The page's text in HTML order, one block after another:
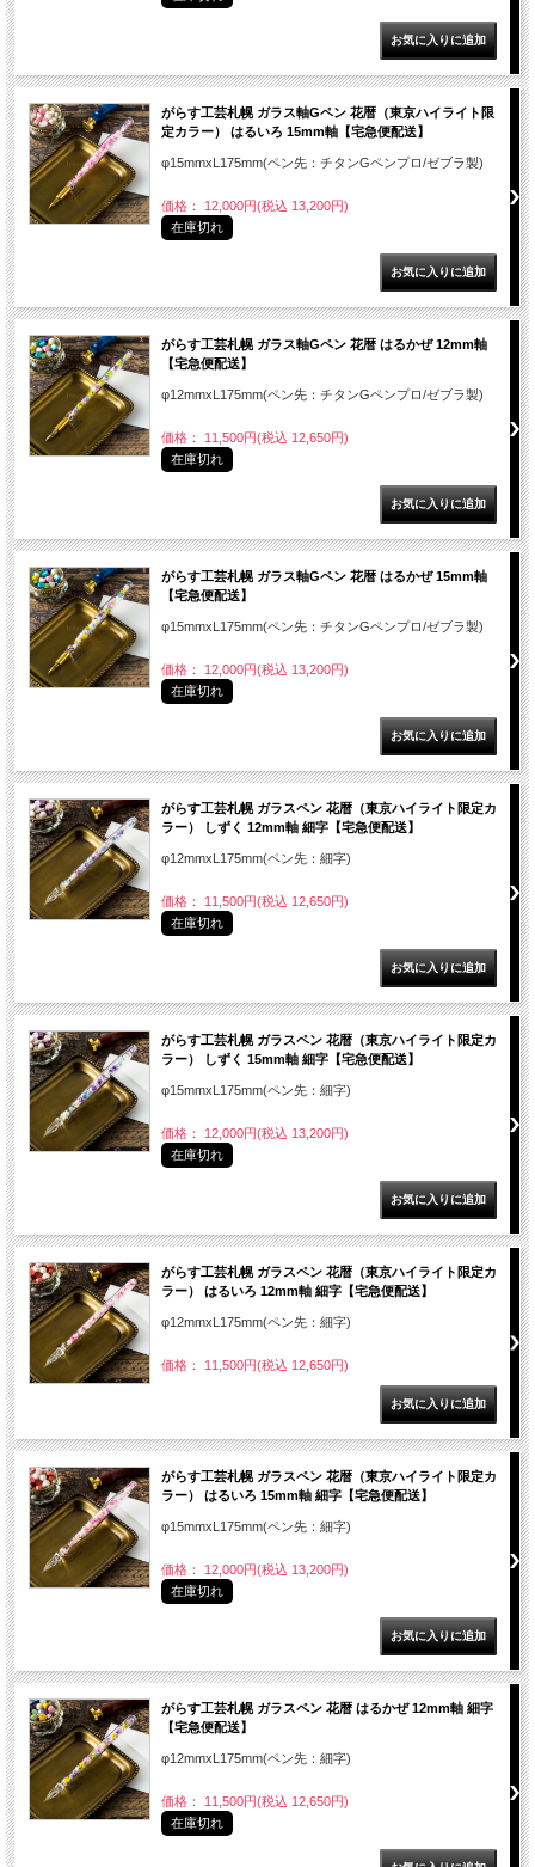
がらす工芸札幌 ガラス軸Gペン 花暦（東京ハイライト限
定カラー） はるいろ 15mm軸【宅急便配送】
φ15mmxL175mm(ペン先：チタンGペンプロ/ゼブラ製)
価格： 12,000円(税込 13,200円)
在庫切れ
がらす工芸札幌 ガラス軸Gペン 花暦 はるかぜ 12mm軸
【宅急便配送】
φ12mmxL175mm(ペン先：チタンGペンプロ/ゼブラ製)
価格： 11,500円(税込 12,650円)
在庫切れ
がらす工芸札幌 ガラス軸Gペン 花暦 はるかぜ 15mm軸
【宅急便配送】
φ15mmxL175mm(ペン先：チタンGペンプロ/ゼブラ製)
価格： 12,000円(税込 13,200円)
在庫切れ
がらす工芸札幌 ガラスペン 花暦（東京ハイライト限定カ
ラー） しずく 12mm軸 細字【宅急便配送】
φ12mmxL175mm(ペン先：細字)
価格： 11,500円(税込 12,650円)
在庫切れ
がらす工芸札幌 ガラスペン 花暦（東京ハイライト限定カ
ラー） しずく 15mm軸 細字【宅急便配送】
φ15mmxL175mm(ペン先：細字)
価格： 12,000円(税込 13,200円)
在庫切れ
がらす工芸札幌 ガラスペン 花暦（東京ハイライト限定カ
ラー） はるいろ 12mm軸 細字【宅急便配送】
φ12mmxL175mm(ペン先：細字)
価格： 11,500円(税込 12,650円)
がらす工芸札幌 ガラスペン 花暦（東京ハイライト限定カ
ラー） はるいろ 15mm軸 細字【宅急便配送】
φ15mmxL175mm(ペン先：細字)
価格： 12,000円(税込 13,200円)
在庫切れ
がらす工芸札幌 ガラスペン 花暦 はるかぜ 12mm軸 細字
【宅急便配送】
φ12mmxL175mm(ペン先：細字)
価格： 11,500円(税込 12,650円)
在庫切れ